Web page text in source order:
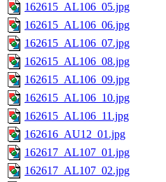
162615_AL106_05.jpg
162615_AL106_06.jpg
162615_AL106_07.jpg
162615_AL106_08.jpg
162615_AL106_09.jpg
162615_AL106_10.jpg
162615_AL106_11.jpg
162616_AU12_01.jpg
162617_AL107_01.jpg
162617_AL107_02.jpg